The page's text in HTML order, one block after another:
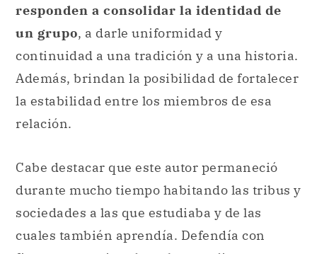
responden a consolidar la identidad de
un grupo, a darle uniformidad y
continuidad a una tradición y a una historia.
Además, brindan la posibilidad de fortalecer
la estabilidad entre los miembros de esa
relación.
Cabe destacar que este autor permaneció
durante mucho tiempo habitando las tribus y
sociedades a las que estudiaba y de las
cuales también aprendía. Defendía con